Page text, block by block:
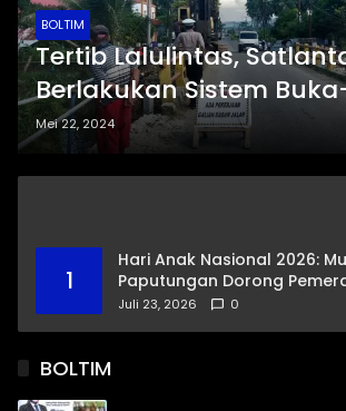
BOLTIM
Tertib Lalulintas,
Berlakukan Sistem
untuk Proyek Jembatan
Tombolikat
Mei 22, 2024
1
Hari Anak Nasional 2026:
Paputungan Dorong
Pendidikan dan Proteksi
Juli 23, 2026 0
BOLTIM